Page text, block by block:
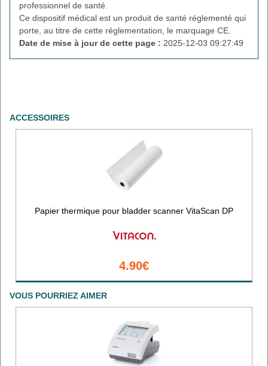
professionnel de santé.
Ce dispositif médical est un produit de santé réglementé qui
porte, au titre de cette réglementation, le marquage CE.
Date de mise à jour de cette page : 2025-12-03 09:27:49
ACCESSOIRES
Papier thermique pour bladder scanner VitaScan DP
4.90€
VOUS POURRIEZ AIMER